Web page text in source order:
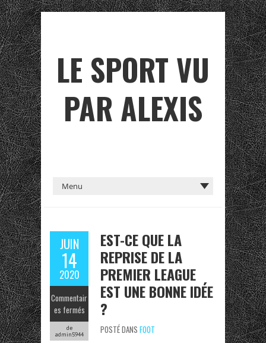
LE SPORT VU
PAR ALEXIS
JUIN
14
2020
Commentair
es fermés
de
admin5944
EST-CE QUE LA
REPRISE DE LA
PREMIER LEAGUE
EST UNE BONNE IDÉE
?
POSTÉ DANS FOOT